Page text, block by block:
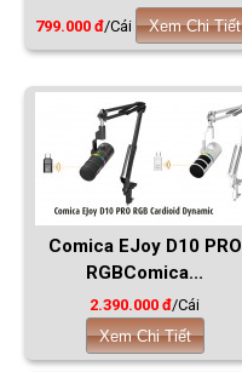
799.000 đ/Cái Xem Chi Tiết
Comica EJoy D10 PRO
RGBComica...
2.390.000 đ/Cái
Xem Chi Tiết